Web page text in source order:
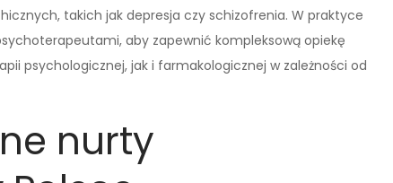
takich jak depresja czy schizofrenia. W praktyce
aby zapewnić kompleksową opiekę
psychologicznej, jak i farmakologicznej w zależności od
nurty